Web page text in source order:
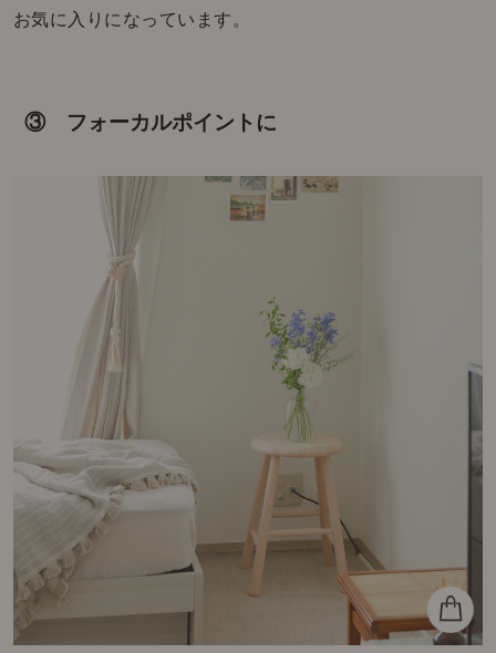
お気に入りになっています。
③ フォーカルポイントに